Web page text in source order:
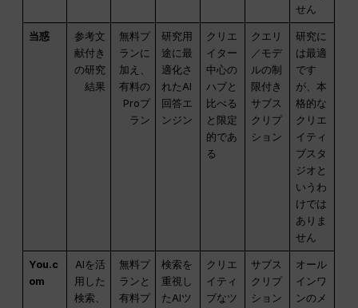
せん
当惑
参考文
献付き
の研究
結果
無料プ
ランに
加え、
有料の
Proプ
ラン
研究用
途に最
適化さ
れたAI
回答エ
ンジン
クリエ
イター
中心の
ハブと
比べる
と限定
的であ
る
クエリ
／モデ
ルの制
限付き
サブス
クリプ
ション
研究に
は最適
です
が、本
格的な
クリエ
イティ
ブスタ
ジオと
いうわ
けでは
ありま
せん
You.c
om
AIを活
用した
検索、
無料プ
ランと
有料プ
検索を
重視し
たAIツ
クリエ
イティ
ブなツ
サブス
クリプ
ション
オール
インワ
ンのメ